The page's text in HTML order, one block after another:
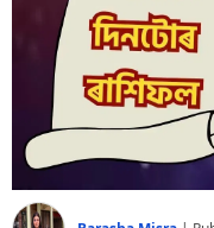
প্ৰযুক্তি
Videos